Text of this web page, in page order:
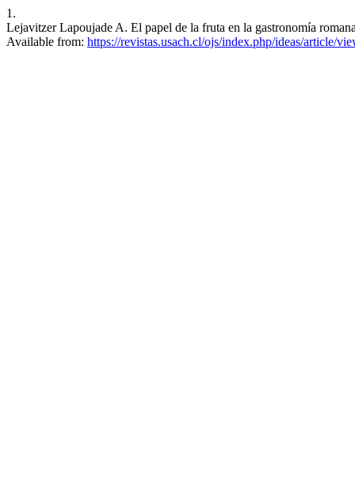
1.
Lejavitzer Lapoujade A. El papel de la fruta en la gastronomía
Available from: https://revistas.usach.cl/ojs/index.php/ideas/article/